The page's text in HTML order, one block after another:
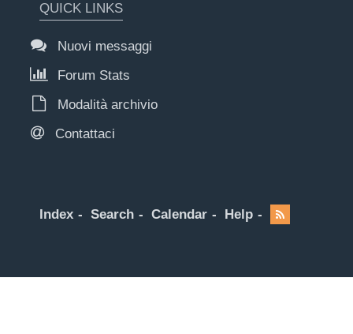
QUICK LINKS
Nuovi messaggi
Forum Stats
Modalità archivio
Contattaci
Index Search Calendar Help